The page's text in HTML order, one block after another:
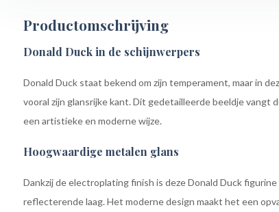
Productomschrijving
Donald Duck in de schijnwerpers
Donald Duck staat bekend om zijn temperament, maar in
vooral zijn glansrijke kant. Dit gedetailleerde beeldje vangt
een artistieke en moderne wijze.
Hoogwaardige metalen glans
Dankzij de electroplating finish is deze Donald Duck
reflecterende laag. Het moderne design maakt het een